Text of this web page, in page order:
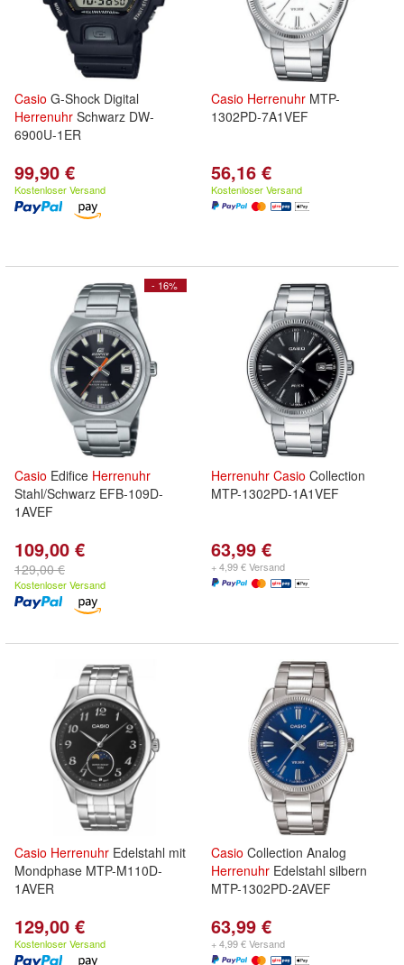
Casio G-Shock Digital
Herrenuhr Schwarz DW-
6900U-1ER
99,90 €
Kostenloser Versand
Casio Herrenuhr MTP-
1302PD-7A1VEF
56,16 €
Kostenloser Versand
- 16%
Casio Edifice Herrenuhr
Stahl/Schwarz EFB-109D-
1AVEF
109,00 €
129,00 €
Kostenloser Versand
Herrenuhr Casio Collection
MTP-1302PD-1A1VEF
63,99 €
+ 4,99 € Versand
Casio Herrenuhr Edelstahl mit
Mondphase MTP-M110D-
1AVER
129,00 €
Kostenloser Versand
Casio Collection Analog
Herrenuhr Edelstahl silbern
MTP-1302PD-2AVEF
63,99 €
+ 4,99 € Versand